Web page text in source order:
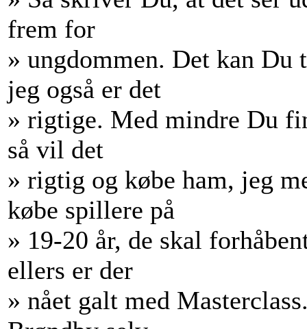
frem for
» ungdommen. Det kan Du
jeg også er det
» rigtige. Med mindre Du
så vil det
» rigtig og købe ham, jeg
købe spillere på
» 19-20 år, de skal
ellers er der
» nået galt med